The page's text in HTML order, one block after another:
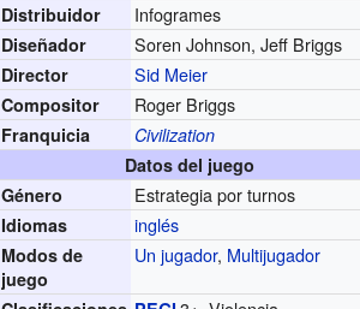
Distribuidor Infogrames
Diseñador Soren Johnson, Jeff Briggs
Director Sid Meier
Compositor Roger Briggs
Franquicia
Civilization
Datos del juego
Género
Estrategia por turnos
Idiomas inglés
Modos de
juego
Un jugador, Multijugador